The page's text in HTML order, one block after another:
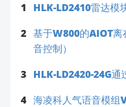
路由器2.5G网口
如何用路由器、
如果您在操作过程中
技术支持团队，我们
祝您使用愉快！
1
HLK-LD2410雷达模
2 基于W800的AIOT离
音控制）
3 HLK-LD2420-24G通
4 海凌科人气语音模组